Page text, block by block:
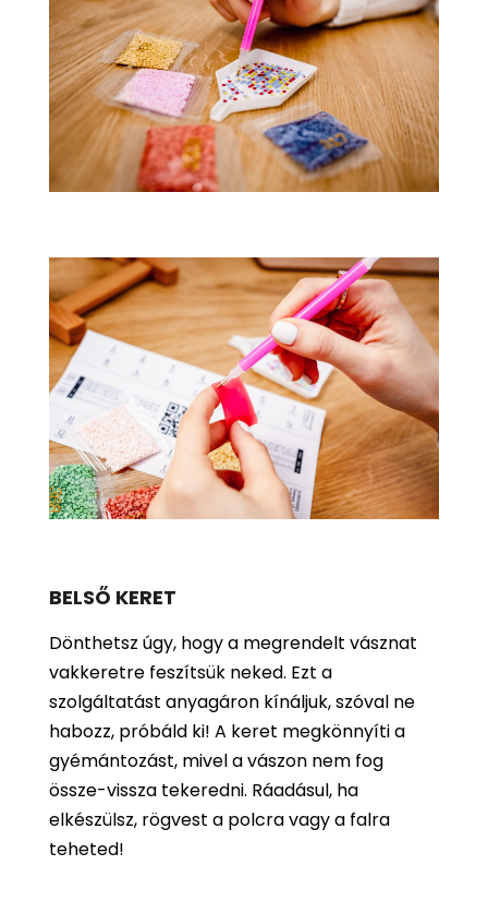
BELSŐ KERET
Dönthetsz úgy, hogy a megrendelt vásznat
vakkeretre feszítsük neked. Ezt a
szolgáltatást anyagáron kínáljuk, szóval ne
habozz, próbáld ki! A keret megkönnyíti a
gyémántozást, mivel a vászon nem fog
össze-vissza tekeredni. Ráadásul, ha
elkészülsz, rögvest a polcra vagy a falra
teheted!